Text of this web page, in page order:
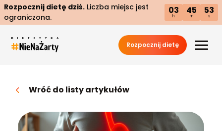
Rozpocznij dietę dziś. Liczba miejsc jest
ograniczona.
03
h
45
m
51
s
Rozpocznij dietę
Wróć do listy artykułów